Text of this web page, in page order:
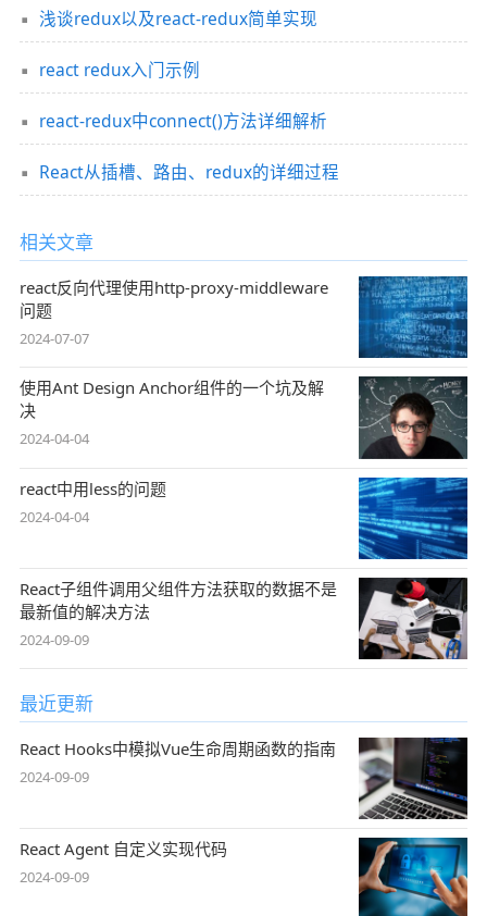
浅谈redux以及react-redux简单实现
react redux入门示例
react-redux中connect()方法详细解析
React从插槽、路由、redux的详细过程
相关文章
react反向代理使用http-proxy-middleware
问题
2024-07-07
使用Ant Design Anchor组件的一个坑及解
决
2024-04-04
react中用less的问题
2024-04-04
React子组件调用父组件方法获取的数据不是
最新值的解决方法
2024-09-09
最近更新
React Hooks中模拟Vue生命周期函数的指南
2024-09-09
React Agent 自定义实现代码
2024-09-09